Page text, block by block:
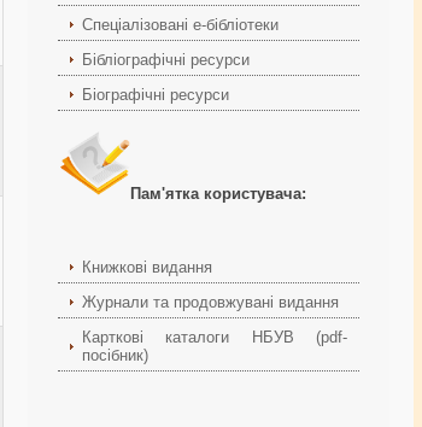
Спеціалізовані е-бібліотеки
Бібліографічні ресурси
Біографічні ресурси
Пам'ятка користувача:
Книжкові видання
Журнали та продовжувані видання
Карткові каталоги НБУВ (pdf-
посібник)